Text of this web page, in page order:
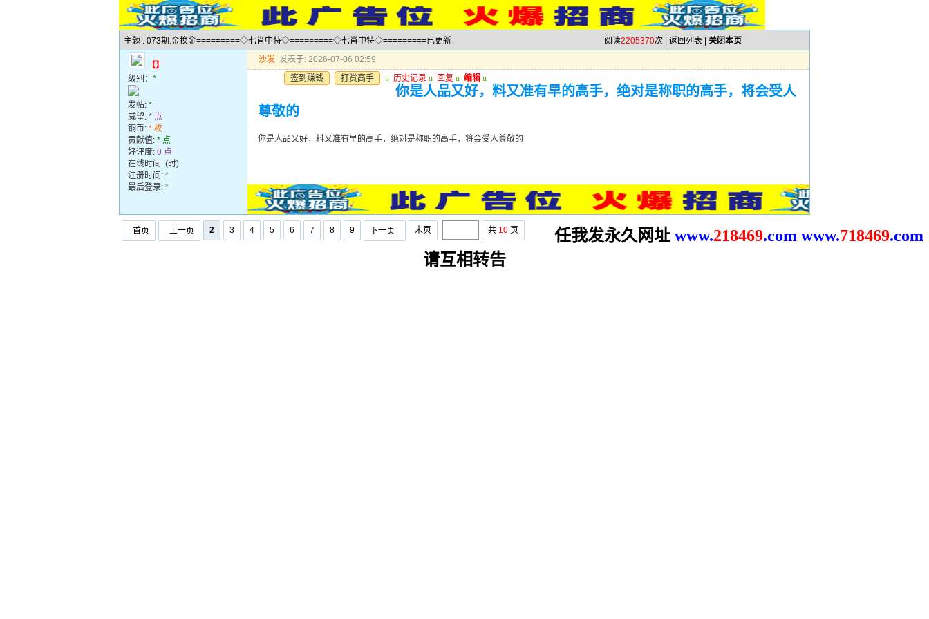
主题 : 073期:金换金=========◇七肖中特◇=========◇七肖中特◇=========已更新 阅读2205370次 | 返回列表 关闭本页
【】
级别： *
发帖: *
威望: * 点
铜币: * 枚
贡献值: * 点
好评度: 0 点
在线时间: (时)
注册时间: *
最后登录: *
沙发 发表于: 2026-07-06 02:59
签到赚钱
打赏高手 u 历史记录 u 回复 u 编辑 u
你是人品又好，料又准有早的高手，绝对是称职的高手，将会受人
尊敬的
你是人品又好，料又准有早的高手，绝对是称职的高手，将会受人尊敬的
首页 上一页 2 3 4 5 6 7 8 9 下一页 末页 共 10 页 任我发永久网址 www.218469.com www.718469.com
请互相转告